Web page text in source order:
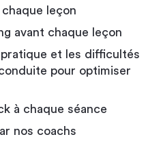
leçon
avant chaque leçon
et les difficultés
pour optimiser
à chaque séance
nos coachs